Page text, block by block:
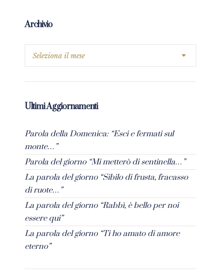
Archivio
Ultimi Aggiornamenti
Parola della Domenica: “Esci e fermati sul
monte…”
Parola del giorno “Mi metterò di sentinella…”
La parola del giorno “Sibilo di frusta, fracasso
di ruote…”
La parola del giorno “Rabbì, è bello per noi
essere qui”
La parola del giorno “Ti ho amato di amore
eterno”